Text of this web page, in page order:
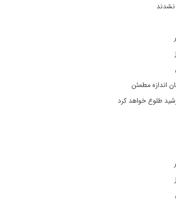
نشدند
اندازه مطمئن
طلوع خواهد کرد